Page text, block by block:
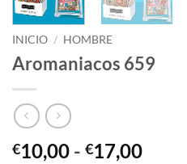
INICIO / HOMBRE
Aromaniacos 659
€10,00 - €17,00Rango